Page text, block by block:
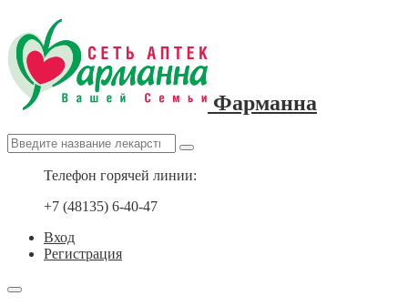
Фарманна
Телефон горячей линии:
+7 (48135) 6-40-47
Вход
Регистрация